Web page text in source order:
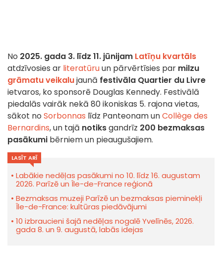
No 2025. gada 3. līdz 11. jūnijam Latīņu kvartāls
atdzīvosies ar literatūruun pārvērtīsies par milzu
grāmatu veikalujaunā festivāla Quartier du Livre
ietvaros, ko sponsorē Douglas Kennedy. Festivālā
piedalās vairāk nekā 80 ikoniskas 5. rajona vietas,
sākot no Sorbonnas līdz Panteonam unCollège des
Bernardins, un tajā notiksgandrīz 200 bezmaksas
pasākumi bērniem un pieaugušajiem.
LASĪT ARĪ
Labākie nedēļas pasākumi no 10. līdz 16. augustam
2026. Parīzē un Île-de-France reģionā
Bezmaksas muzeji Parīzē un bezmaksas pieminekļi
Île-de-France: kultūras piedāvājumi
10 izbraucieni šajā nedēļas nogalē Yvelīnēs, 2026.
gada 8. un 9. augustā, labās idejas